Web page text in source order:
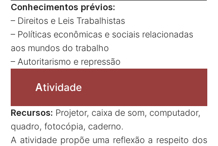
Conhecimentos prévios:
– Direitos e Leis Trabalhistas
– Políticas econômicas e sociais relacionadas
aos mundos do trabalho
– Autoritarismo e repressão
Atividade
Recursos: Projetor, caixa de som, computador,
quadro, fotocópia, caderno.
A atividade propõe uma reflexão a respeito dos